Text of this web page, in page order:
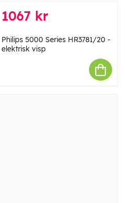
1067 kr
Philips 5000 Series HR3781/20 -
elektrisk visp